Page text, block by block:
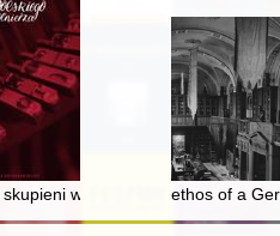
wokół londyńskiego
ethos of a